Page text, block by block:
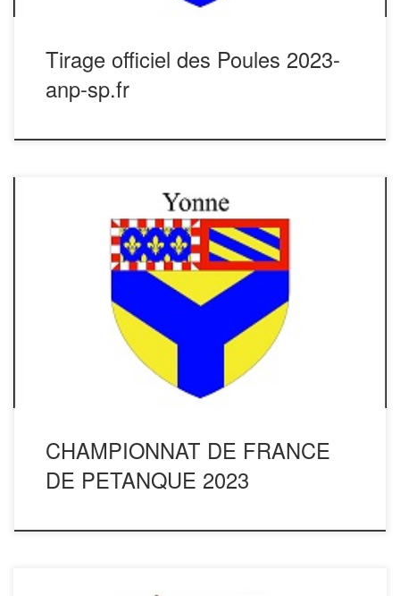
Tirage officiel des Poules 2023-
anp-sp.fr
Championnat de France à St Florentin Les dossiers
sont arrivés aux Unions Départementales, Amicales et
Référents départementaux. Nous vous conseillons de vous
rapprocher d’eux pour finaliser vos engagements. Sur
notre site vous trouverez également le dossier avec tous les
éléments nécessaires pour finaliser ce document. La
CHAMPIONNAT DE FRANCE
DE PETANQUE 2023